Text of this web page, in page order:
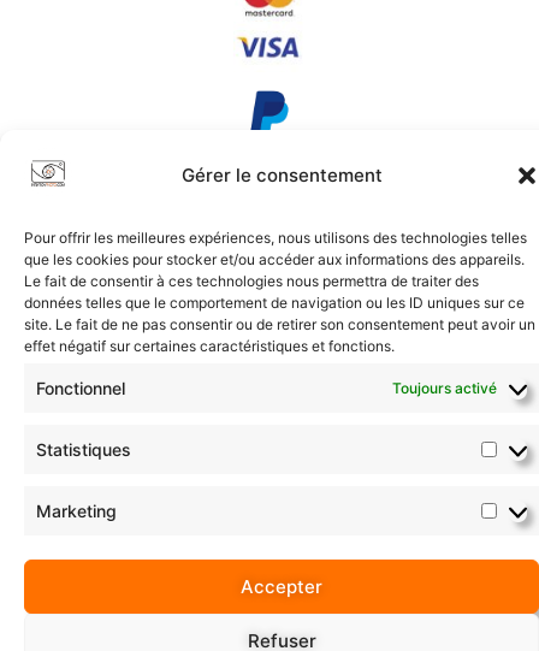
Gérer le consentement
Pour offrir les meilleures expériences, nous utilisons des technologies telles
que les cookies pour stocker et/ou accéder aux informations des appareils.
Le fait de consentir à ces technologies nous permettra de traiter des
données telles que le comportement de navigation ou les ID uniques sur ce
site. Le fait de ne pas consentir ou de retirer son consentement peut avoir un
effet négatif sur certaines caractéristiques et fonctions.
Fonctionnel Toujours activé
Statistiques
Marketing
Accepter
Refuser
Conditions Générales|Confidentialité|Plan du Site
2017-2026 © intiationphoto.com | Tous droits réservés.